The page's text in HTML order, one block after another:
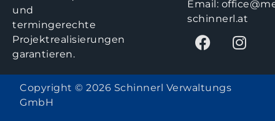
und
termingerechte
Projektrealisierungen
garantieren.
Email:
schinnerl.at
Copyright © 2026 Schinnerl Verwaltungs
GmbH